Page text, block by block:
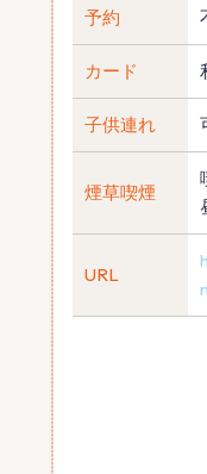
予約
カード
子供連れ
煙草喫煙
URL